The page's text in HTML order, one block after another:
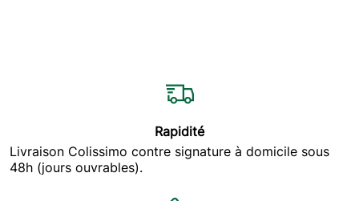
Rapidité
Livraison Colissimo contre signature à domicile sous
48h (jours ouvrables).